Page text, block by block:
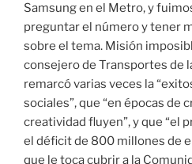
Samsung en el Metro, y
preguntar el número y tener
sobre el tema. Misión
consejero de Transportes de
remarcó varias veces la
sociales”, que “en épocas de
creatividad fluyen”, y que “el
el déficit de 800 millones de
que le toca cubrir a la